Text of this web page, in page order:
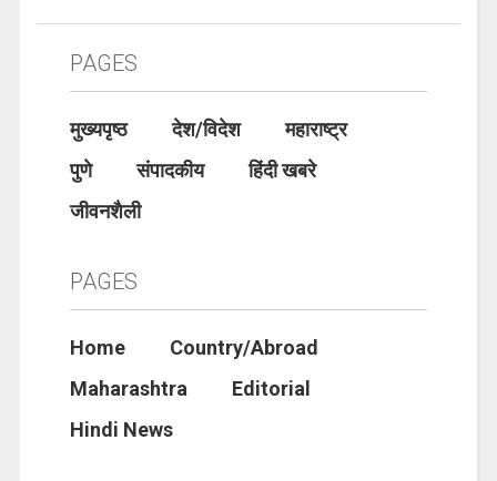
PAGES
मुख्यपृष्ठ देश/विदेश
महाराष्ट्र
पुणे
संपादकीय
हिंदी खबरे
जीवनशैली
PAGES
Home
Country/Abroad
Maharashtra
Editorial
Hindi News